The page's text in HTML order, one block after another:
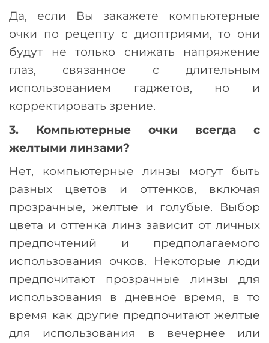
Да, если Вы закажете компьютерные
очки по рецепту с диоптриями, то они
будут не только снижать напряжение
глаз, связанное с длительным
использованием гаджетов, но и
корректировать зрение.
3. Компьютерные очки всегда с
желтыми линзами?
Нет, компьютерные линзы могут быть
разных цветов и оттенков, включая
прозрачные, желтые и голубые. Выбор
цвета и оттенка линз зависит от личных
предпочтений и предполагаемого
использования очков. Некоторые люди
предпочитают прозрачные линзы для
использования в дневное время, в то
время как другие предпочитают желтые
для использования в вечернее или